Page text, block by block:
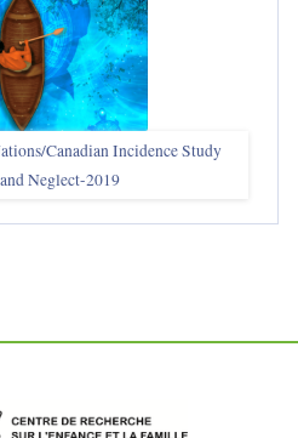
Canadian Incidence Study
Neglect-2019